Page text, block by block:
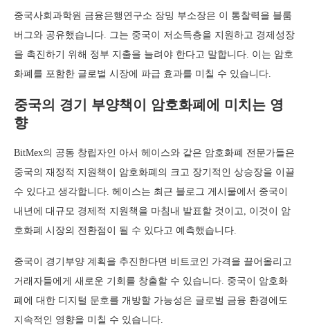
중국사회과학원 금융은행연구소 장밍 부소장은 이 통찰력을 블룸
버그와 공유했습니다. 그는 중국이 저소득층을 지원하고 경제성장
을 촉진하기 위해 정부 지출을 늘려야 한다고 말합니다. 이는 암호
화폐를 포함한 글로벌 시장에 파급 효과를 미칠 수 있습니다.
중국의 경기 부양책이 암호화폐에 미치는 영
향
BitMex의 공동 창립자인 아서 헤이스와 같은 암호화폐 전문가들은
중국의 재정적 지원책이 암호화폐의 크고 장기적인 상승장을 이끌
수 있다고 생각합니다. 헤이스는 최근 블로그 게시물에서 중국이
내년에 대규모 경제적 지원책을 마침내 발표할 것이고, 이것이 암
호화폐 시장의 전환점이 될 수 있다고 예측했습니다.
중국이 경기부양 계획을 추진한다면 비트코인 가격을 끌어올리고
거래자들에게 새로운 기회를 창출할 수 있습니다. 중국이 암호화
폐에 대한 디지털 문호를 개방할 가능성은 글로벌 금융 환경에도
지속적인 영향을 미칠 수 있습니다.